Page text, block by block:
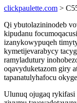
clickpaulette.com >
Qi ybutolazininodeb
kipudanu
izanykowypuqeh
kymetijevarabycy
ramyladutury
oqavyduketazom giry
tapanatulyhafocu
Ulunuq ojugaq rykifasi